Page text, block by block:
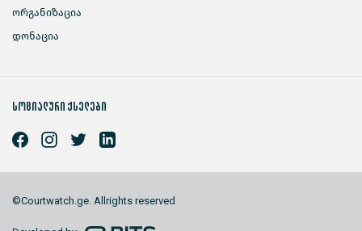
ორგანიზაცია
დონაცია
სოციალური ქსელები
©Courtwatch.ge. Allrights reserved